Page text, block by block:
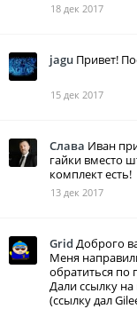
18 дек 2017
jagu Привет!
15 дек 2017
Слава Иван
гайки вместо
комплект есть!
13 дек 2017
Grid Доброго
Меня
обратиться по
Дали ссылку
(ссылку дал